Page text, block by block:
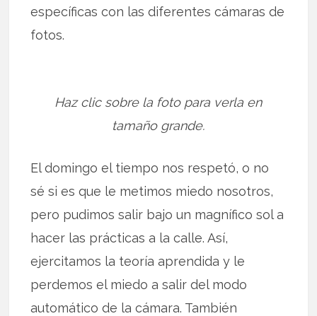
específicas con las diferentes cámaras de
fotos.
Haz clic sobre la foto para verla en
tamaño grande.
El domingo el tiempo nos respetó, o no
sé si es que le metimos miedo nosotros,
pero pudimos salir bajo un magnífico sol a
hacer las prácticas a la calle. Así,
ejercitamos la teoría aprendida y le
perdemos el miedo a salir del modo
automático de la cámara. También